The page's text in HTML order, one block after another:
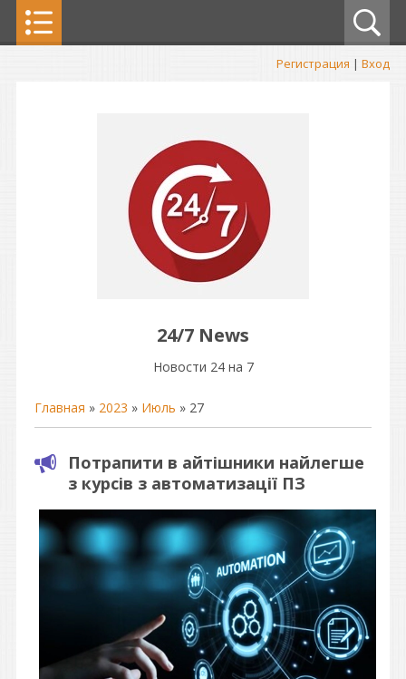
Регистрация | Вход
24/7 News
Новости 24 на 7
Главная » 2023 » Июль » 27
Потрапити в айтішники найлегше
з курсів з автоматизації ПЗ